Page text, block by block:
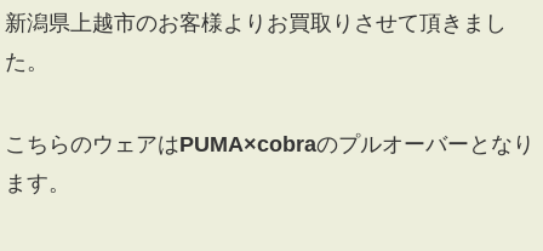
新潟県上越市のお客様よりお買取りさせて頂きまし
た。
こちらのウェアはPUMA×cobraのプルオーバーとなり
ます。